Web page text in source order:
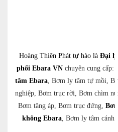
Hoàng Thiên Phát tự hào là Đại
phối Ebara VNchuyên cung cấp:
tâm Ebara, Bơm ly tâm tự mồi,
nghiệp, Bơm trục rời, Bơm chìm
Bơm tăng áp, Bơm trục đứng,
không Ebara, Bơm ly tâm